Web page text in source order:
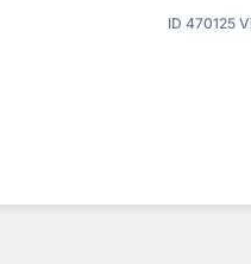
ID 470125